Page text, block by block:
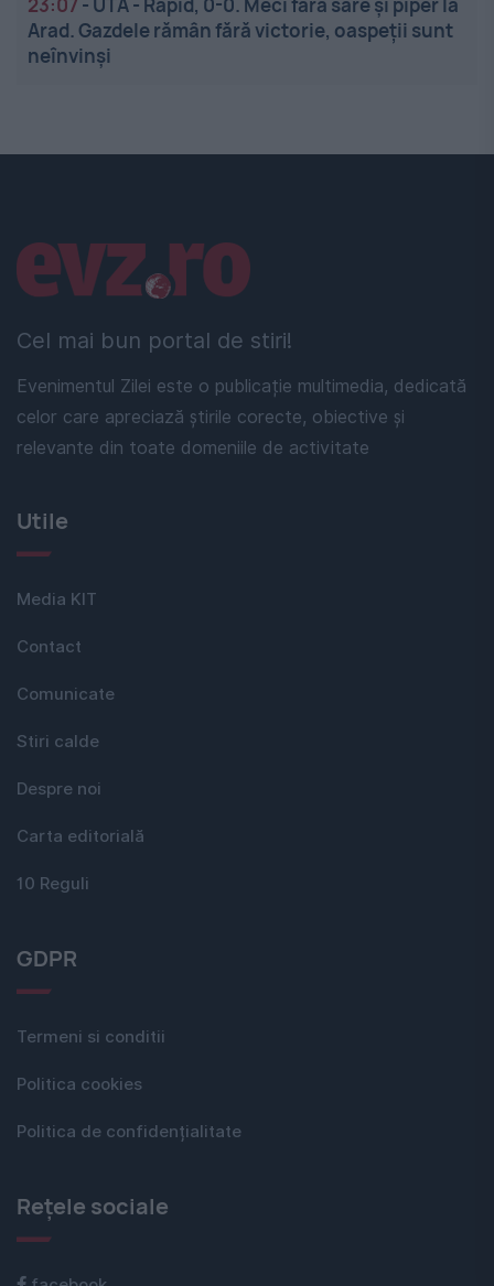
23:07 - UTA - Rapid, 0-0. Meci fără sare și piper la
Arad. Gazdele rămân fără victorie, oaspeții sunt
neînvinși
Cel mai bun portal de stiri!
Evenimentul Zilei este o publicație multimedia, dedicată
celor care apreciază știrile corecte, obiective și
relevante din toate domeniile de activitate
Linkuri utile
Utile
Media KIT
Contact
Comunicate
Stiri calde
Despre noi
Carta editorială
10 Reguli
GDPR
Termeni si conditii
Politica cookies
Politica de confidențialitate
Rețele sociale